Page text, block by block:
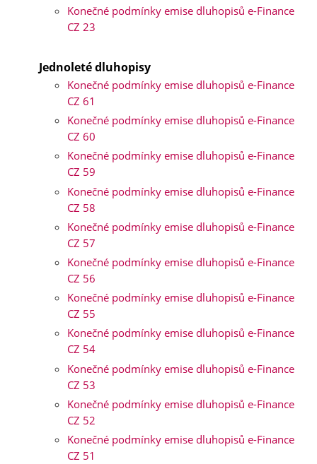
Konečné podmínky emise dluhopisů e-Finance
CZ 23
Jednoleté dluhopisy
Konečné podmínky emise dluhopisů e-Finance
CZ 61
Konečné podmínky emise dluhopisů e-Finance
CZ 60
Konečné podmínky emise dluhopisů e-Finance
CZ 59
Konečné podmínky emise dluhopisů e-Finance
CZ 58
Konečné podmínky emise dluhopisů e-Finance
CZ 57
Konečné podmínky emise dluhopisů e-Finance
CZ 56
Konečné podmínky emise dluhopisů e-Finance
CZ 55
Konečné podmínky emise dluhopisů e-Finance
CZ 54
Konečné podmínky emise dluhopisů e-Finance
CZ 53
Konečné podmínky emise dluhopisů e-Finance
CZ 52
Konečné podmínky emise dluhopisů e-Finance
CZ 51